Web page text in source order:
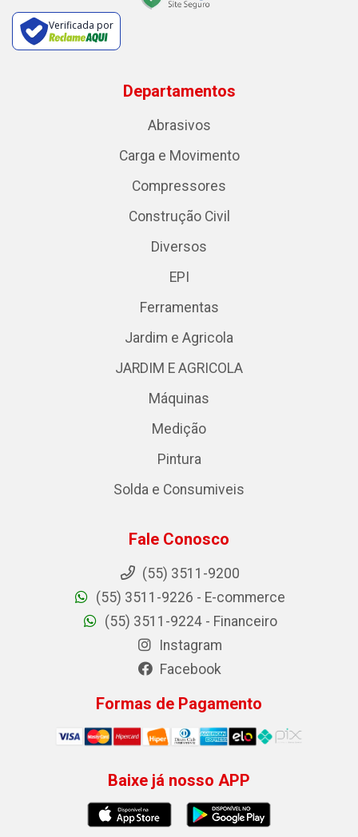
Verificada por
Departamentos
Abrasivos
Carga e Movimento
Compressores
Construção Civil
Diversos
EPI
Ferramentas
Jardim e Agricola
JARDIM E AGRICOLA
Máquinas
Medição
Pintura
Solda e Consumiveis
Fale Conosco
(55) 3511-9200
(55) 3511-9226 - E-commerce
(55) 3511-9224 - Financeiro
Instagram
Facebook
Formas de Pagamento
Baixe já nosso APP